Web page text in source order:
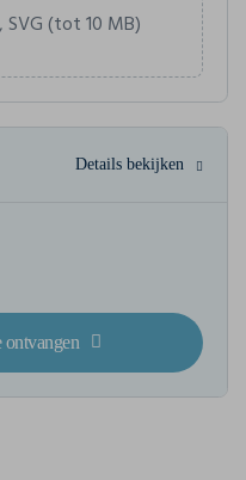
SVG (tot 10 MB)
Details bekijken